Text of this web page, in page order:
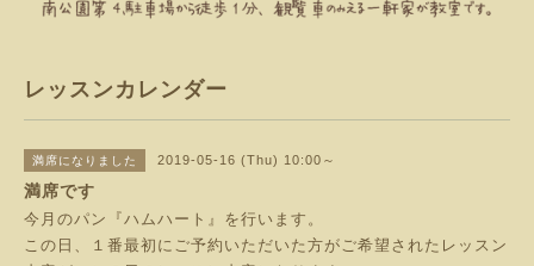
レッスンカレンダー
満席になりました 2019-05-16 (Thu) 10:00～
満席です
今月のパン『ハムハート』を行います。
この日、１番最初にご予約いただいた方がご希望されたレッスン